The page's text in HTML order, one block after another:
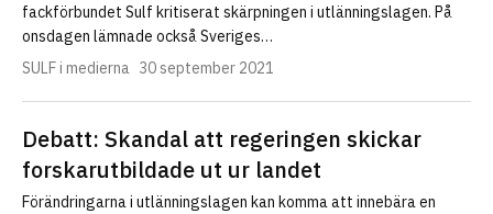
fackförbundet Sulf kritiserat skärpningen i utlänningslagen. På
onsdagen lämnade också Sveriges…
SULF i medierna 30 september 2021
Debatt: Skandal att regeringen skickar
forskarutbildade ut ur landet
Förändringarna i utlänningslagen kan komma att innebära en